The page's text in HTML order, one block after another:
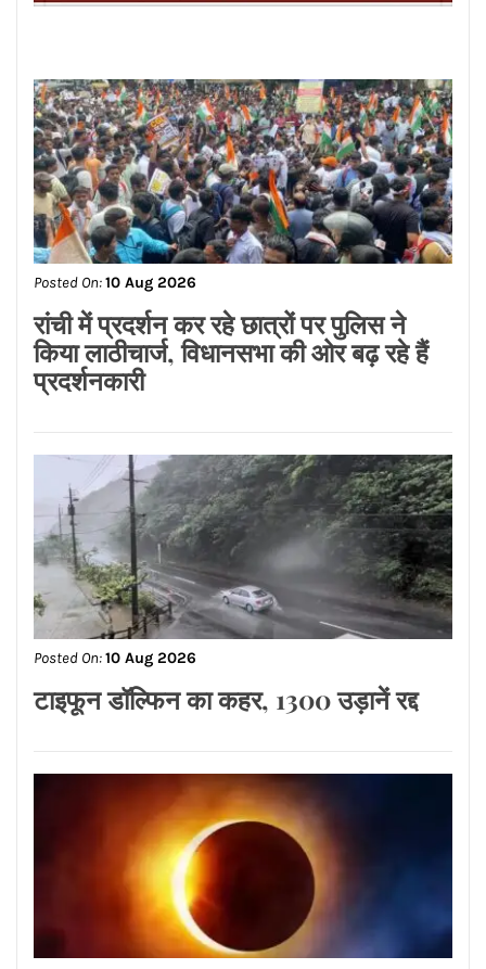
Posted On: 10 Aug 2026
रांची में प्रदर्शन कर रहे छात्रों पर पुलिस ने
किया लाठीचार्ज, विधानसभा की ओर बढ़ रहे हैं
प्रदर्शनकारी
10 Aug 2026
टाइफून डॉल्फिन का कहर, 1300 उड़ानें रद्द